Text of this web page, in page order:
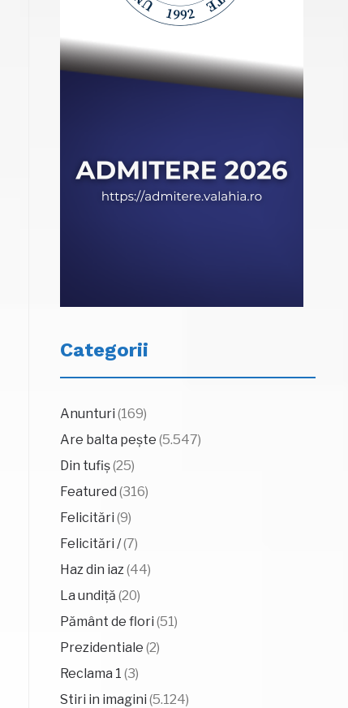
Categorii
Anunturi (169)
Are balta pește (5.547)
Din tufiș(25)
Featured (316)
Felicitări (9)
Felicitări /(7)
Haz din iaz(44)
La undiță (20)
Pământ de flori (51)
Prezidentiale (2)
Reclama 1 (3)
Stiri in imagini (5.124)